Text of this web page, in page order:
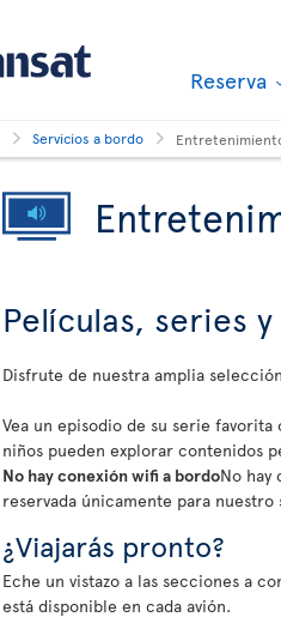
Reserva
Servicios a bordo
Películas, series
Disfrute de nuestra amplia
Vea un episodio de su serie
niños pueden explorar contenidos
No hay conexión wifi a bordoNo hay
reservada únicamente para
¿Viajarás pronto?
Eche un vistazo a las secciones a
está disponible en cada avión.